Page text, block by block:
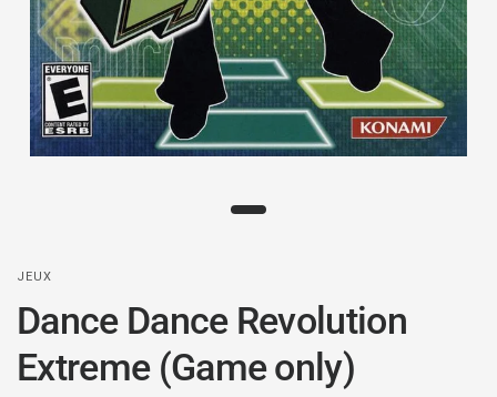
JEUX
Dance Dance Revolution
Extreme (Game only)